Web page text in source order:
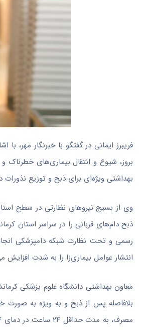
فریبرز ایمانی در گفتگو با خبرنگار
بروز، شیوع و انتقال بیماری‌های
بهداشتی ویژه‌ای برای ذبح و توزیع
ذبح دام‌های قربانی را در سراسر استان
رسمی و تحت نظارت شبکه دامپزشکی انجام
انتشار عوامل بیماری‌زا را به شدت افزایش
معاون بهداشتی دانشگاه علوم پزشکی
بلافاصله پس از ذبح و به ویژه به صورت